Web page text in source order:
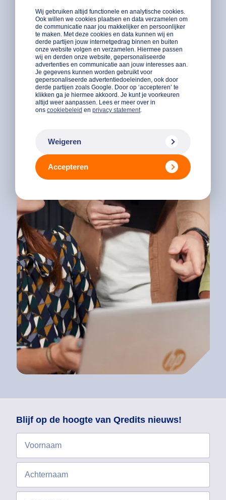
Wij gebruiken altijd functionele en analytische cookies.
Ook willen we cookies plaatsen en data verzamelen om
de communicatie naar jou makkelijker en persoonlijker
te maken. Met deze cookies en data kunnen wij en
derde partijen jouw internetgedrag binnen en buiten
onze website volgen en verzamelen. Hiermee passen
wij en derden onze website, gepersonaliseerde
advertenties en communicatie aan jouw interesses aan.
Je gegevens kunnen worden gebruikt voor
gepersonaliseerde advertentiedoeleinden, ook door
derde partijen zoals Google. Door op ‘accepteren’ te
klikken ga je hiermee akkoord. Je kunt je voorkeuren
altijd weer aanpassen. Lees er meer over in
ons cookiebeleid en privacy statement
Weigeren
Accepteren
Blijf op de hoogte van Qredits nieuws!